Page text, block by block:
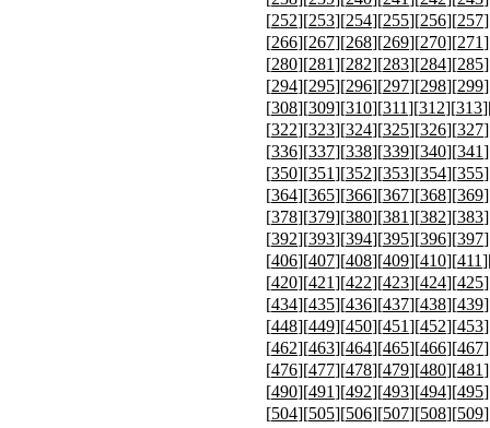
[252][253][254][255][256][257
[266][267][268][269][270][271
[280][281][282][283][284][285
[294][295][296][297][298][299
[308][309][310][311][312][313
[322][323][324][325][326][327
[336][337][338][339][340][341
[350][351][352][353][354][355
[364][365][366][367][368][369
[378][379][380][381][382][383
[392][393][394][395][396][397
[406][407][408][409][410][411
[420][421][422][423][424][425
[434][435][436][437][438][439
[448][449][450][451][452][453
[462][463][464][465][466][467
[476][477][478][479][480][481
[490][491][492][493][494][495
[504][505][506][507][508][509